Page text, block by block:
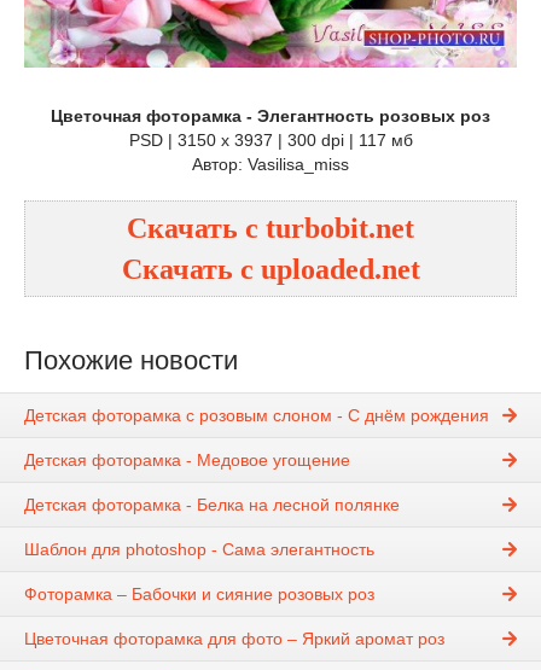
Цветочная фоторамка - Элегантность розовых роз
PSD | 3150 x 3937 | 300 dpi | 117 мб
Автор: Vasilisa_miss
Скачать с turbobit.net
Скачать с uploaded.net
Похожие новости
Детская фоторамка с розовым слоном - С днём рождения
Детская фоторамка - Медовое угощение
Детская фоторамка - Белка на лесной полянке
Шаблон для photoshop - Сама элегантность
Фоторамка – Бабочки и сияние розовых роз
Цветочная фоторамка для фото – Яркий аромат роз